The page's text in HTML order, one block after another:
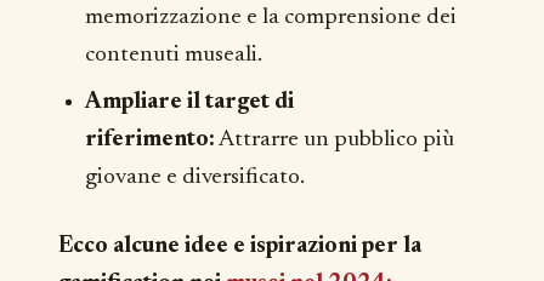
memorizzazione e la comprensione dei
contenuti museali.
Ampliare il target di
riferimento: Attrarre un pubblico più
giovane e diversificato.
Ecco alcune idee e ispirazioni per la